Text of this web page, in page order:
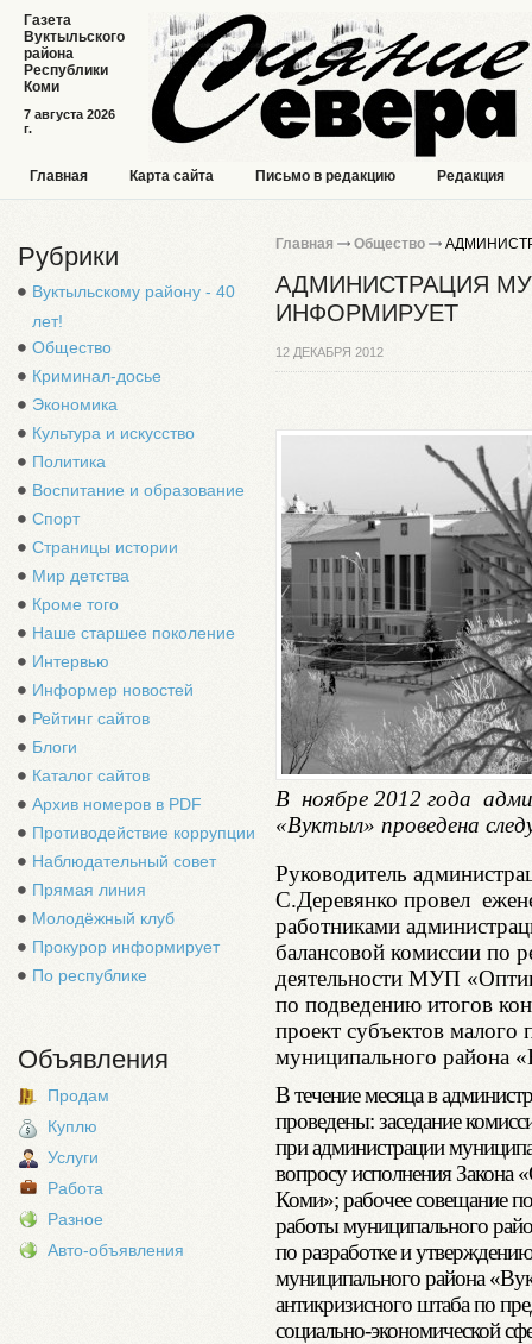
7 августа 2026
г.
Газета
Вуктыльского
района
Республики
Коми
Главная Карта сайта Письмо в редакцию Редакция
Рубрики
Вуктыльскому району - 40
лет!
Общество
Криминал-досье
Экономика
Культура и искусство
Политика
Воспитание и образование
Спорт
Страницы истории
Мир детства
Кроме того
Наше старшее поколение
Интервью
Информер новостей
Рейтинг сайтов
Блоги
Каталог сайтов
Архив номеров в PDF
Противодействие коррупции
Наблюдательный совет
Прямая линия
Молодёжный клуб
Прокурор информирует
По республике
Объявления
Продам
Куплю
Услуги
Работа
Разное
Авто-объявления
Главная Общество
АДМИНИСТРАЦИЯ
ИНФОРМИРУЕТ
12 ДЕКАБРЯ 2012
В ноябре 2012 года
«Вуктыл» проведена
Руководитель
С.Деревянко провел
работниками
балансовой комиссии по
деятельности МУП
по подведению итогов
проект субъектов малого
муниципального района
В течение месяца в
проведены: заседание
при администрации
вопросу исполнения Закона
Коми»; рабочее совещание
работы муниципального
по разработке и
муниципального района
антикризисного штаба по
социально-экономической